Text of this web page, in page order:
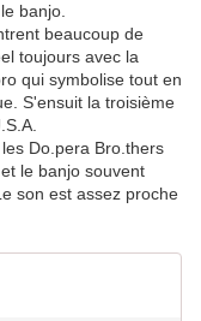
banjo.
beaucoup de
toujours avec la
qui symbolise tout en
S'ensuit la troisième
Do.pera Bro.thers
le banjo souvent
son est assez proche